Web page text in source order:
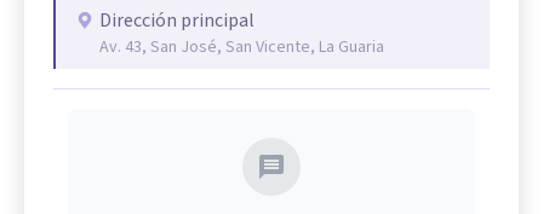
Dirección principal
Av. 43, San José, San Vicente, La Guaria